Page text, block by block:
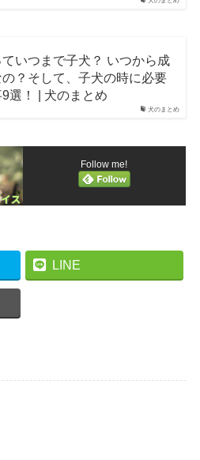
犬のまとめ
ていつまで子犬？ いつから成
の？そして、子犬の時に必要
9選！ | 犬のまとめ
Follow me!
LINE